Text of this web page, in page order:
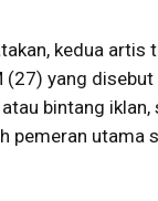
kedua artis
(27) yang
bintang iklan,
pemeran utama